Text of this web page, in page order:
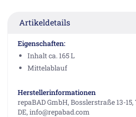
Artikeldetails
Eigenschaften:
Inhalt ca. 165 L
Mittelablauf
Herstellerinformationen
repaBAD GmbH, Bosslerstraße 13-
DE, info@repabad.com